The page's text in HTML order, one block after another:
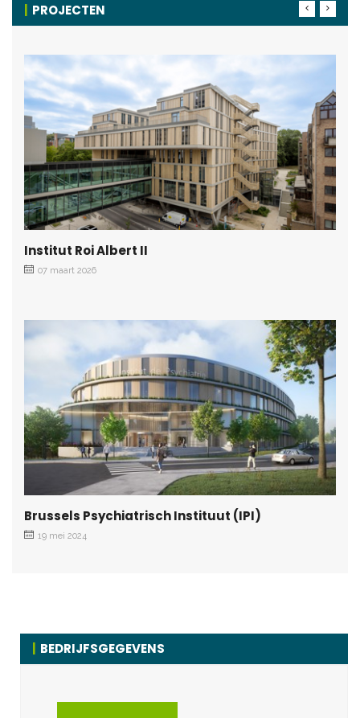
PROJECTEN
Institut Roi Albert II
07 maart 2026
Brussels Psychiatrisch Instituut (IPI)
19 mei 2024
BEDRIJFSGEGEVENS